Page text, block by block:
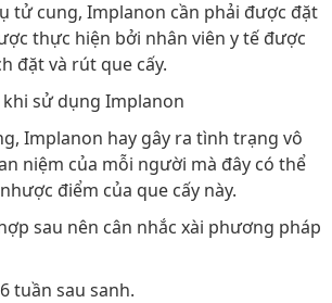
tử cung, Implanon cần phải được đặt
thực hiện bởi nhân viên y tế được
đặt và rút que cấy.
sử dụng Implanon
Implanon hay gây ra tình trạng vô
niệm của mỗi người mà đây có thể
điểm của que cấy này.
sau nên cân nhắc xài phương pháp
tuần sau sanh.